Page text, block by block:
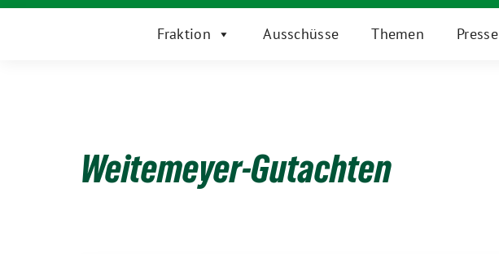
Fraktion Ausschüsse Themen Presse
Weitemeyer-Gutachten